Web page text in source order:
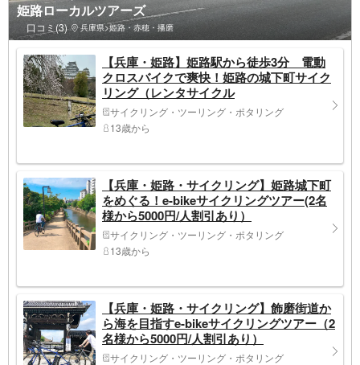
姫路ローカルツアーズ
口コミ(3) 兵庫県>姫路・赤穂・播磨
【兵庫・姫路】姫路駅から徒歩3分 電動
クロスバイクで爽快！姫路の城下町サイク
リング（レンタサイクル
サイクリング・ツーリング・ポタリング
13歳から
【兵庫・姫路・サイクリング】姫路城下町
をめぐる！e-bikeサイクリングツアー(2名
様から5000円/人割引あり）
サイクリング・ツーリング・ポタリング
13歳から
【兵庫・姫路・サイクリング】飾磨街道か
ら海を目指すe-bikeサイクリングツアー（2
名様から5000円/人割引あり）
サイクリング・ツーリング・ポタリング